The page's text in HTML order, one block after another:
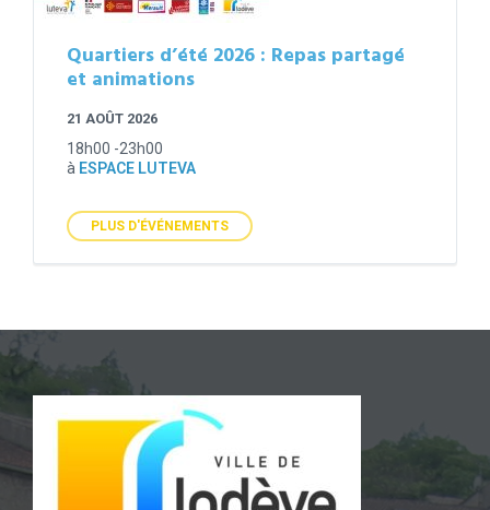
Quartiers d’été 2026 : Repas partagé
et animations
21 AOÛT 2026
18h00 -23h00
à ESPACE LUTEVA
PLUS D'ÉVÉNEMENTS